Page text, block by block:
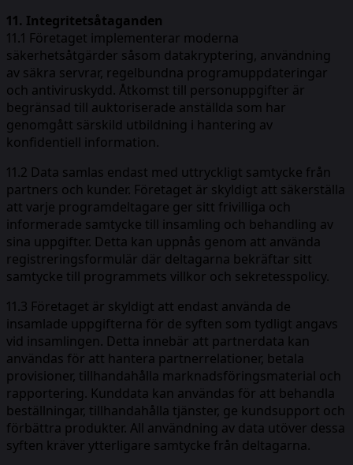
11. Integritetsåtaganden
11.1 Företaget implementerar moderna
säkerhetsåtgärder såsom datakryptering, användning
av säkra servrar, regelbundna programuppdateringar
och antiviruskydd. Åtkomst till personuppgifter är
begränsad till auktoriserade anställda som har
genomgått särskild utbildning i hantering av
konfidentiell information.
11.2 Data samlas endast med uttryckligt samtycke från
partners och kunder. Företaget är skyldigt att säkerställa
att varje programdeltagare ger sitt frivilliga och
informerade samtycke till insamling och behandling av
sina uppgifter. Detta kan uppnås genom att använda
registreringsformulär där deltagarna bekräftar sitt
samtycke till programmets villkor och sekretesspolicy.
11.3 Företaget är skyldigt att endast använda de
insamlade uppgifterna för de syften som tydligt angavs
vid insamlingen. Detta innebär att partnerdata kan
användas för att hantera partnerrelationer, betala
provisioner, tillhandahålla marknadsföringsmaterial och
rapportering. Kunddata kan användas för att behandla
beställningar, tillhandahålla tjänster, ge kundsupport och
förbättra produkter. All användning av data utöver dessa
syften kräver ytterligare samtycke från deltagarna.